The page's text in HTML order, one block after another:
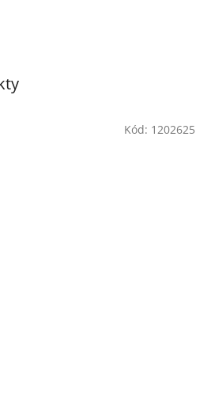
Kód: 1202625